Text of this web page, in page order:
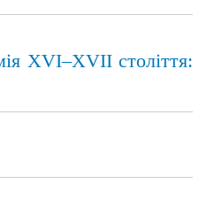
XVI–XVII століття: